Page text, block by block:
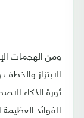
ومن الهجمات
الابتزاز
ثورة الذكاء
الفوائد